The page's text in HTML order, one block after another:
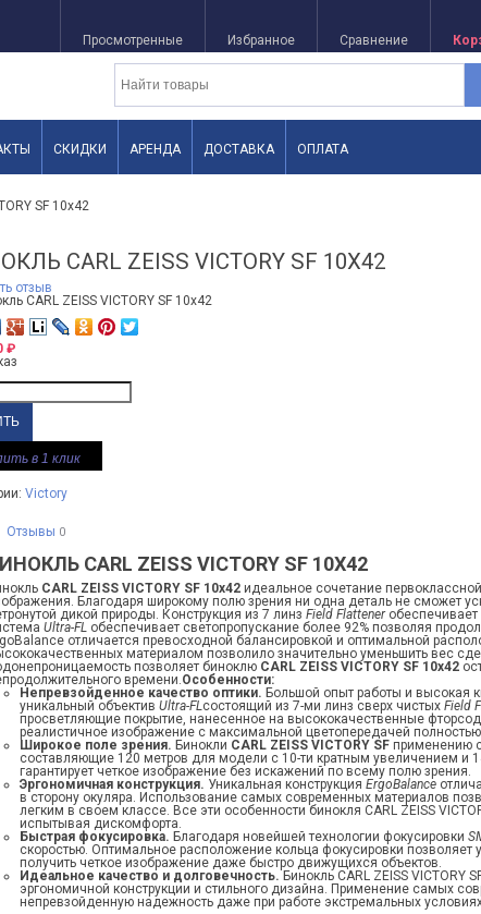
Просмотренные Избранное Сравнение
СКИДКИ АРЕНДА ДОСТАВКА ОПЛАТА
SF 10x42
CARL ZEISS VICTORY SF 10X42
отзыв
₽
в 1 клик
Victory
Отзывы 0
CARL ZEISS VICTORY SF 10X42
CARL ZEISS VICTORY SF 10x42 идеальное сочетание
Благодаря широкому полю зрения ни одна деталь не сможет
дикой природы. Конструкция из 7 линз Field Flattenerобеспечивает
Ultra-FL обеспечивает светопропускание более 92% позволяя
отличается превосходной балансировкой и оптимальной
материалом позволило значительно уменьшить вес
позволяет биноклю CARL ZEISS VICTORY SF 10x42
времени. Особенности:
Непревзойденное качество оптики. Большой опыт работы и высокая
уникальный объектив Ultra-FL состоящий из 7-ми линз сверх чистых Field
просветляющие покрытие, нанесенное на высококачественные
реалистичное изображение с максимальной цветопередачей
Широкое поле зрения. Бинокли CARL ZEISS VICTORY SF применению
составляющие 120 метров для модели с 10-ти кратным увеличением
гарантирует четкое изображение без искажений по всему полю зрения.
Эргономичная конструкция. Уникальная конструкция ErgoBalance
в сторону окуляра. Использование самых современных материалов
легким в своем классе. Все эти особенности бинокля CARL ZEISS
испытывая дискомфорта.
Быстрая фокусировка. Благодаря новейшей технологии фокусировки
скоростью. Оптимальное расположение кольца фокусировки
получить четкое изображение даже быстро движущихся объектов.
Идеальное качество и долговечность.Бинокль CARL ZEISS VICTORY
эргономичной конструкции и стильного дизайна. Применение самых
непревзойденную надежность даже при работе экстремальных